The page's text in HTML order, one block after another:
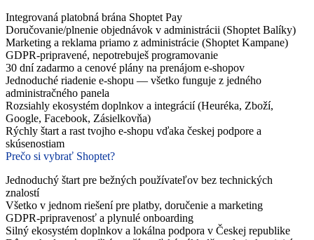
Integrovaná platobná brána Shoptet Pay
Doručovanie/plnenie objednávok v administrácii (Shoptet Balíky)
Marketing a reklama priamo z administrácie (Shoptet Kampane)
GDPR-pripravené, nepotrebuješ programovanie
30 dní zadarmo a cenové plány na prenájom e-shopov
Jednoduché riadenie e‑shopu — všetko funguje z jedného
administračného panela
Rozsiahly ekosystém doplnkov a integrácií (Heuréka, Zboží,
Google, Facebook, Zásielkovňa)
Rýchly štart a rast tvojho e-shopu vďaka českej podpore a
skúsenostiam
Prečo si vybrať Shoptet?
Jednoduchý štart pre bežných používateľov bez technických
znalostí
Všetko v jednom riešení pre platby, doručenie a marketing
GDPR-pripravenosť a plynulé onboarding
Silný ekosystém doplnkov a lokálna podpora v Českej republike